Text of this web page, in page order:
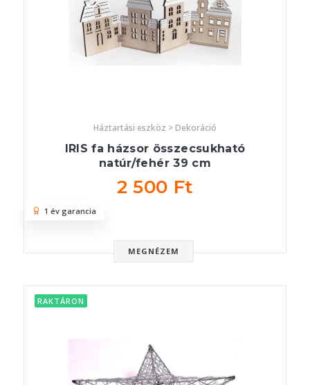
Háztartási eszköz > Dekoráció
IRIS fa házsor összecsukható
natúr/fehér 39 cm
2 500 Ft
MEGNÉZEM
1 év garancia
RAKTÁRON